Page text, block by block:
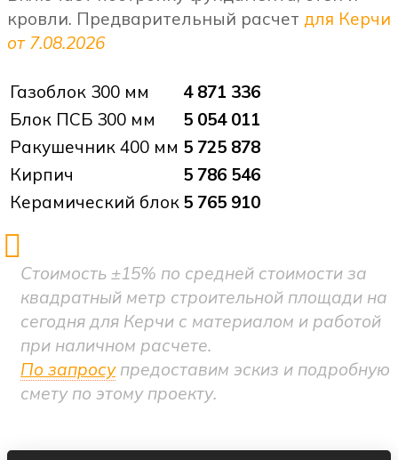
кровли. Предварительный расчет для Керчи
от 7.08.2026
Газоблок 300 мм
4 871 336
Блок ПСБ 300 мм
5 054 011
Ракушечник 400 мм 5 725 878
Кирпич
5 786 546
Керамический блок 5 765 910
Стоимость ±15% по средней стоимости за
квадратный метр строительной площади на
сегодня для Керчи с материалом и работой
при наличном расчете.
По запросупредоставим эскиз и подробную
смету по этому проекту.